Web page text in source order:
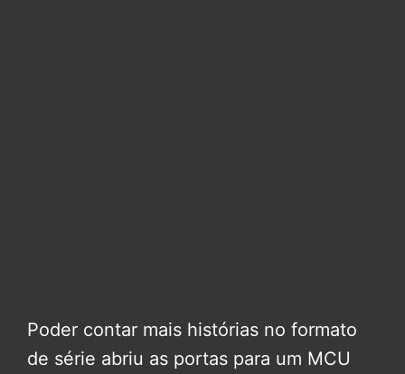
Poder contar mais histórias no formato
de série abriu as portas para um MCU